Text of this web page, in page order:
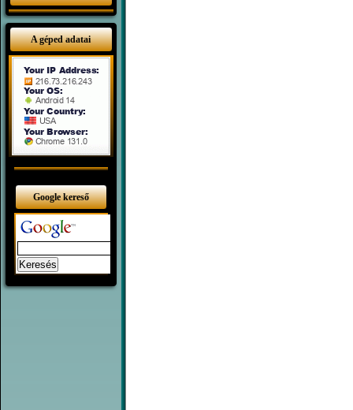
A géped adatai
Google kereső